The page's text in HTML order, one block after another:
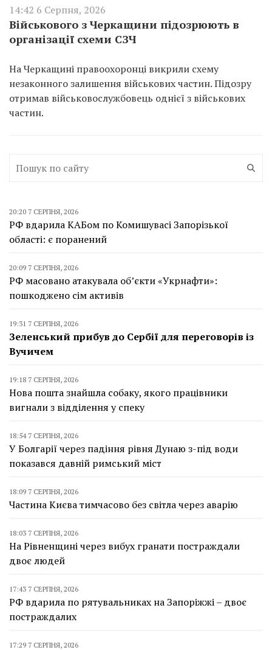
14:42 6 Серпня, 2026
Військового з Черкащини підозрюють в
організації схеми СЗЧ
На Черкащині правоохоронці викрили схему
незаконного залишення військових частин. Підозру
отримав військовослужбовець однієї з військових
частин.
20:20 7 СЕРПНЯ, 2026
РФ вдарила КАБом по Комишувасі Запорізької
області: є поранений
20:09 7 СЕРПНЯ, 2026
РФ масовано атакувала об’єкти «Укрнафти»:
пошкоджено сім активів
19:31 7 СЕРПНЯ, 2026
Зеленський прибув до Сербії для переговорів із
Вучичем
19:18 7 СЕРПНЯ, 2026
Нова пошта знайшла собаку, якого працівники
вигнали з відділення у спеку
18:54 7 СЕРПНЯ, 2026
У Болгарії через падіння рівня Дунаю з-під води
показався давній римський міст
18:09 7 СЕРПНЯ, 2026
Частина Києва тимчасово без світла через аварію
18:03 7 СЕРПНЯ, 2026
На Рівненщині через вибух гранати постраждали
двоє людей
17:43 7 СЕРПНЯ, 2026
РФ вдарила по рятувальниках на Запоріжжі – двоє
постраждалих
17:29 7 СЕРПНЯ, 2026